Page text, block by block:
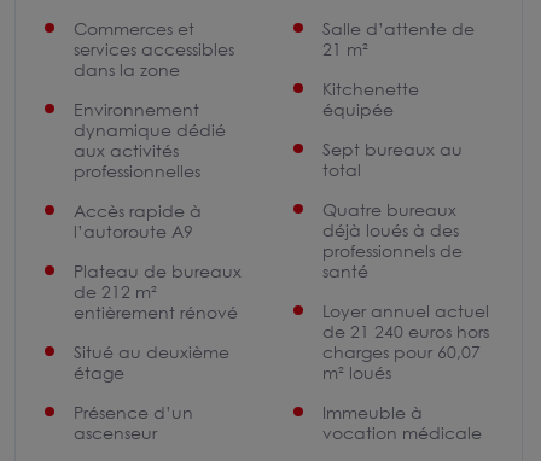
Commerces et
services accessibles
dans la zone
Environnement
dynamique dédié
aux activités
professionnelles
Accès rapide à
l’autoroute A9
Plateau de bureaux
de 212 m²
entièrement rénové
Situé au deuxième
étage
Présence d’un
ascenseur
Salle d’attente de
21 m²
Kitchenette
équipée
Sept bureaux au
total
Quatre bureaux
déjà loués à des
professionnels de
santé
Loyer annuel actuel
de 21 240 euros hors
charges pour 60,07
m² loués
Immeuble à
vocation médicale